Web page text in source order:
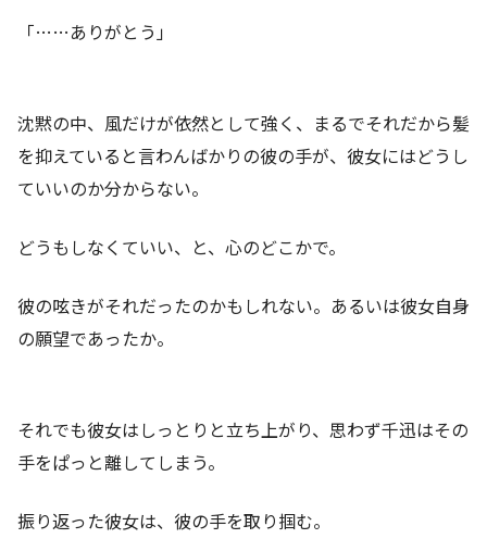
「……ありがとう」
沈黙の中、風だけが依然として強く、まるでそれだから髪
を抑えていると言わんばかりの彼の手が、彼女にはどうし
ていいのか分からない。
どうもしなくていい、と、心のどこかで。
彼の呟きがそれだったのかもしれない。あるいは彼女自身
の願望であったか。
それでも彼女はしっとりと立ち上がり、思わず千迅はその
手をぱっと離してしまう。
振り返った彼女は、彼の手を取り掴む。